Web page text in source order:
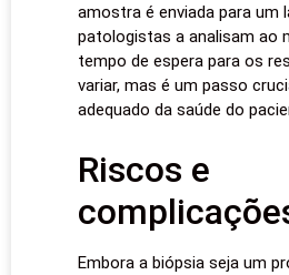
amostra é enviada para um
patologistas a analisam ao
tempo de espera para os
variar, mas é um passo
adequado da saúde do
Riscos e
Embora a biópsia seja um